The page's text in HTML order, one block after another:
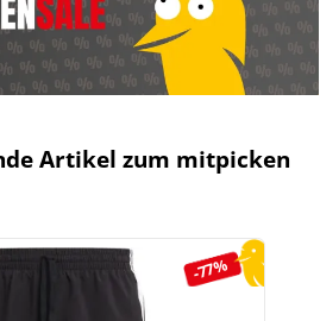
Artikel zum mitpicken
-77%